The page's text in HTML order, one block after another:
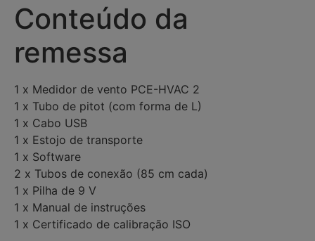
Conteúdo da
remessa
1 x Medidor de vento PCE-HVAC 2
1 x Tubo de pitot (com forma de L)
1 x Cabo USB
1 x Estojo de transporte
1 x Software
2 x Tubos de conexão (85 cm cada)
1 x Pilha de 9 V
1 x Manual de instruções
1 x Certificado de calibração ISO